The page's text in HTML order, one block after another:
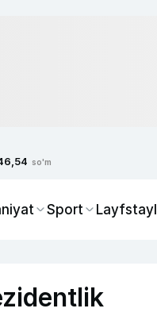
so'm
Sport Layfstayl